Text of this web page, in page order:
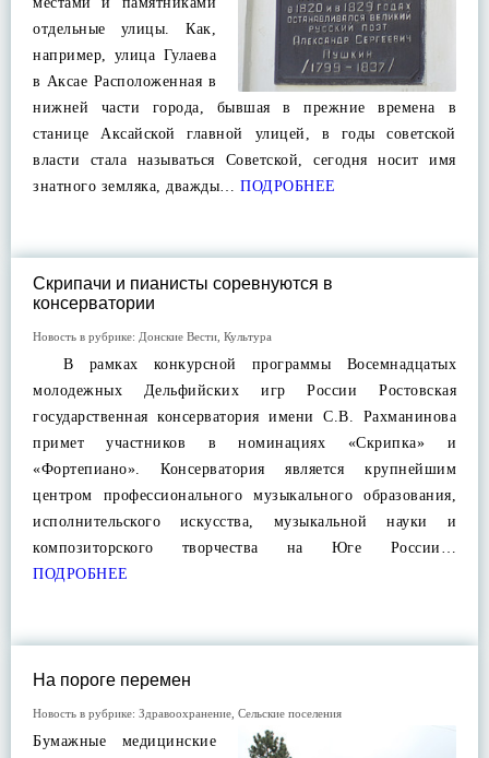
отдельные улицы. Как,
например, улица Гулаева
в Аксае Расположенная в
нижней части города, бывшая в прежние времена в
станице Аксайской главной улицей, в годы советской
власти стала называться Советской, сегодня носит имя
знатного земляка, дважды… ПОДРОБНЕЕ
Скрипачи и пианисты соревнуются в
консерватории
Новость в рубрике: Донские Вести Культура
В рамках конкурсной программы Восемнадцатых
молодежных Дельфийских игр России Ростовская
государственная консерватория имени С.В. Рахманинова
примет участников в номинациях «Скрипка» и
«Фортепиано». Консерватория является крупнейшим
центром профессионального музыкального образования,
исполнительского искусства, музыкальной науки и
композиторского творчества на Юге России…
ПОДРОБНЕЕ
На пороге перемен
Новость в рубрике: Здравоохранение Сельские поселения
Бумажные медицинские